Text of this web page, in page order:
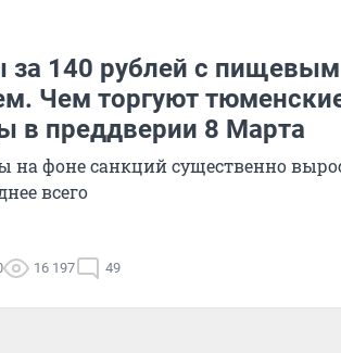
за 140 рублей с пищевым
Чем торгуют
в преддверии 8 Марта
на фоне санкций существенно
всего
16 197 49